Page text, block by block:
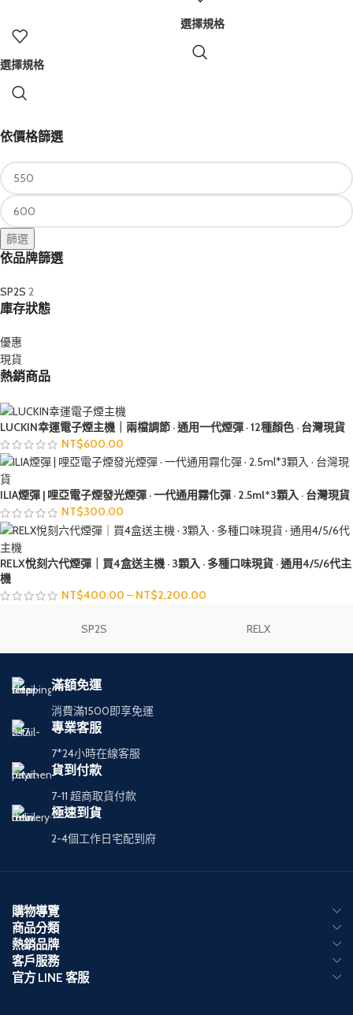
依價格篩選
篩選
依品牌篩選
SP2S 2
庫存狀態
優惠
現貨
熱銷商品
LUCKIN幸運電子煙主機｜兩檔調節 · 通用一代煙彈 · 12種顏色 · 台灣現貨
NT$600.00
ILIA煙彈 | 哩亞電子煙發光煙彈 · 一代通用霧化彈 · 2.5ml*3顆入 · 台灣現貨
NT$300.00
RELX悅刻六代煙彈｜買4盒送主機 · 3顆入 · 多種口味現貨 · 通用4/5/6代主
機
NT$400.00 – NT$2,200.00
選擇規格
選擇規格
SP2S RELX
滿額免運
消費滿1500即享免運
專業客服
7*24小時在線客服
貨到付款
7-11 超商取貨付款
極速到貨
2-4個工作日宅配到府
購物導覽
商品分類
熱銷品牌
客戶服務
官方 LINE 客服